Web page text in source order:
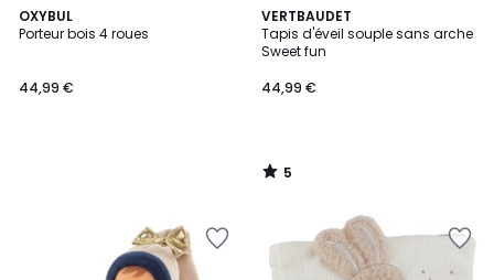
OXYBUL
Porteur bois 4 roues
44,99 €
VERTBAUDET
Tapis d'éveil souple sans arche
Sweet fun
44,99 €
5
/
5
5
/